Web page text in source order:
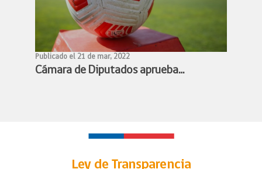
Publicado el 21 de mar, 2022
Cámara de Diputados aprueba